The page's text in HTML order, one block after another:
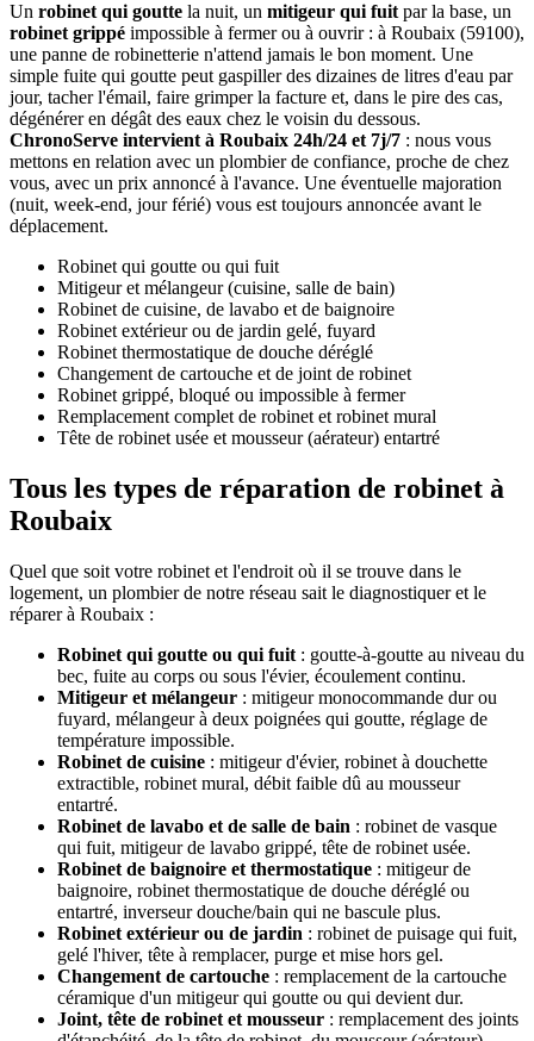
Un robinet qui goutte la nuit, un mitigeur qui fuit par la base, un
robinet grippé impossible à fermer ou à ouvrir : à Roubaix (59100),
une panne de robinetterie n'attend jamais le bon moment. Une
simple fuite qui goutte peut gaspiller des dizaines de litres d'eau par
jour, tacher l'émail, faire grimper la facture et, dans le pire des cas,
dégénérer en dégât des eaux chez le voisin du dessous.
ChronoServe intervient à Roubaix 24h/24 et 7j/7 : nous vous
mettons en relation avec un plombier de confiance, proche de chez
vous, avec un prix annoncé à l'avance. Une éventuelle majoration
(nuit, week-end, jour férié) vous est toujours annoncée avant le
déplacement.
Robinet qui goutte ou qui fuit
Mitigeur et mélangeur (cuisine, salle de bain)
Robinet de cuisine, de lavabo et de baignoire
Robinet extérieur ou de jardin gelé, fuyard
Robinet thermostatique de douche déréglé
Changement de cartouche et de joint de robinet
Robinet grippé, bloqué ou impossible à fermer
Remplacement complet de robinet et robinet mural
Tête de robinet usée et mousseur (aérateur) entartré
Tous les types de réparation de robinet à
Roubaix
Quel que soit votre robinet et l'endroit où il se trouve dans le
logement, un plombier de notre réseau sait le diagnostiquer et le
réparer à Roubaix :
Robinet qui goutte ou qui fuit : goutte-à-goutte au niveau du
bec, fuite au corps ou sous l'évier, écoulement continu.
Mitigeur et mélangeur : mitigeur monocommande dur ou
fuyard, mélangeur à deux poignées qui goutte, réglage de
température impossible.
Robinet de cuisine : mitigeur d'évier, robinet à douchette
extractible, robinet mural, débit faible dû au mousseur
entartré.
Robinet de lavabo et de salle de bain : robinet de vasque
qui fuit, mitigeur de lavabo grippé, tête de robinet usée.
Robinet de baignoire et thermostatique : mitigeur de
baignoire, robinet thermostatique de douche déréglé ou
entartré, inverseur douche/bain qui ne bascule plus.
Robinet extérieur ou de jardin : robinet de puisage qui fuit,
gelé l'hiver, tête à remplacer, purge et mise hors gel.
Changement de cartouche : remplacement de la cartouche
céramique d'un mitigeur qui goutte ou qui devient dur.
Joint, tête de robinet et mousseur : remplacement des joints